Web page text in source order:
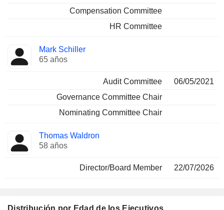
Compensation Committee
HR Committee
Mark Schiller
65 años
Audit Committee
06/05/2021
Governance Committee Chair
Nominating Committee Chair
Thomas Waldron
58 años
Director/Board Member 22/07/2026
Distribución por Edad de los Ejecutivos